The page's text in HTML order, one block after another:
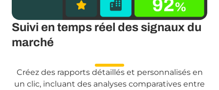
Suivi en temps réel des signaux du
marché
Créez des rapports détaillés et personnalisés en
un clic, incluant des analyses comparatives entre